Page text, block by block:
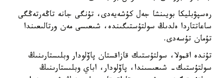
رەسپۋبليكا بويىنشا جەل كۇشەيەدى، تۇنگى جانە تاڭەرتەڭگى
ساعاتتاردا ەلدىڭ سولتۇستىگىندە، شىعىسى مەن ورتالىعىندا
تۇمان تۇسەدى.
تۇندە اقمولا، سولتۇستىك قازاقستان پاۆلودار وبلىستارىنىڭ
سولتۇستىك- شىعىسىندا، پاۆلودار، اباي وبلىستارىنىڭ